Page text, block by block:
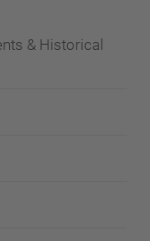
& Historical